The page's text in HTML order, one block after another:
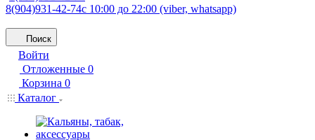
8(904)931-42-74с 10:00 до 22:00 (viber, whatsapp)
Поиск
Войти
Отложенные 0
Корзина 0
Каталог